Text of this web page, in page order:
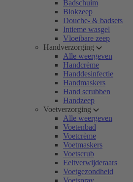
Badschuim
Blokzeep
Douche- & badsets
Intieme wasgel
Vloeibare zeep
Handverzorging
Alle weergeven
Handcrème
Handdesinfectie
Handmaskers
Hand scrubben
Handzeep
Voetverzorging
Alle weergeven
Voetenbad
Voetcrème
Voetmaskers
Voetscrub
Eeltverwijderaars
Voetgezondheid
Voetspray